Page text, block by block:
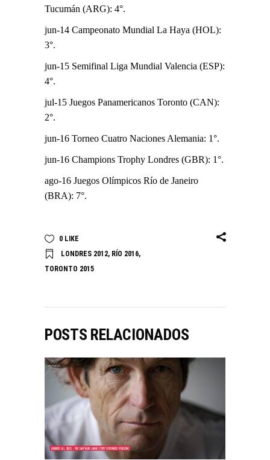
Tucumán (ARG): 4°.
jun-14 Campeonato Mundial La Haya (HOL):
3°.
jun-15 Semifinal Liga Mundial Valencia (ESP):
4°.
jul-15 Juegos Panamericanos Toronto (CAN):
2°.
jun-16 Torneo Cuatro Naciones Alemania: 1°.
jun-16 Champions Trophy Londres (GBR): 1°.
ago-16 Juegos Olímpicos Río de Janeiro
(BRA): 7°.
0 LIKE
LONDRES 2012, RÍO 2016,
TORONTO 2015
POSTS RELACIONADOS